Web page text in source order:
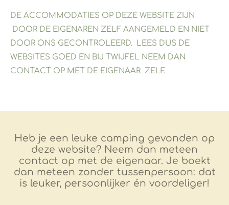
DE ACCOMMODATIES OP DEZE WEBSITE ZIJN
DOOR DE EIGENAREN ZELF AANGEMELD EN NIET
DOOR ONS GECONTROLEERD. LEES DUS DE
WEBSITES GOED EN BIJ TWIJFEL NEEM DAN
CONTACT OP MET DE EIGENAAR ZELF.
Heb je een leuke camping gevonden op
deze website? Neem dan meteen
contact op met de eigenaar. Je boekt
dan meteen zonder tussenpersoon: dat
is leuker, persoonlijker én voordeliger!